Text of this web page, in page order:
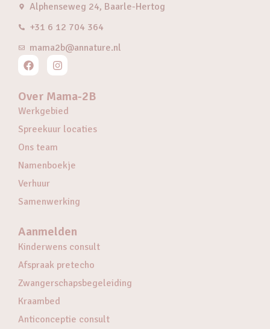
Alphenseweg 24, Baarle-Hertog
+31 6 12 704 364
mama2b@annature.nl
Over Mama-2B
Werkgebied
Spreekuur locaties
Ons team
Namenboekje
Verhuur
Samenwerking
Aanmelden
Kinderwens consult
Afspraak pretecho
Zwangerschapsbegeleiding
Kraambed
Anticonceptie consult